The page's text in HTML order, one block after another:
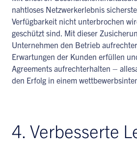
nahtloses Netzwerkerlebnis
Verfügbarkeit nicht unterbrochen
geschützt sind. Mit dieser
Unternehmen den Betrieb
Erwartungen der Kunden erfüllen
Agreements aufrechterhalten –
den Erfolg in einem
4. Verbesserte